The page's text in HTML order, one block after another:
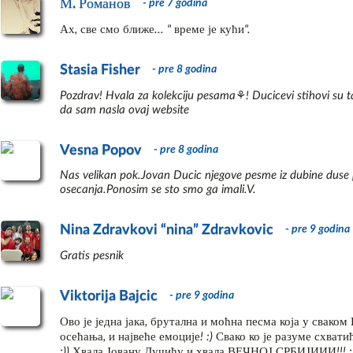
zajedno sa prijateljem i
Iste godine Jovan Dučić
fakultet. Proveo je skoro
Od 1910. je u
u Carigradu, a iste godine
otpravnik poslova u
izabran je 1931. Sledeće
Jugoslavije poslanik je u
Duša
32 Dvoboj
34 Gama
35 Gnezdo
Gospod Me Seja
38 Hercegovina
40 Himna Pobednika
42 Hrišćansko Proleće
43 Izmirenje
Jablanavi
46 Jesenja Pesma
48 Kad Minu Mesec
М. Романов - pre 7 godina
Ах, све смо ближе... " време је кући".
Stasia Fisher - pre 8 godina
Pozdrav! Hvala za kolekciju pesama⚘! Ducicevi stihovi su
da sam nasla ovaj website
Vesna Popov - pre 8 godina
Nas velikan pok.Jovan Ducic njegove pesme iz dubine
osecanja.Ponosim se sto smo ga imali.V.
Nina Zdravkovi “nina” Zdravkovic - pre 9 godina
Gratis pesnik
Viktorija Bajcic - pre 9 godina
Ово је једна јака, брутална и моћна песма која у
осећања, и највеће емоције! :) Свако ко је разуме